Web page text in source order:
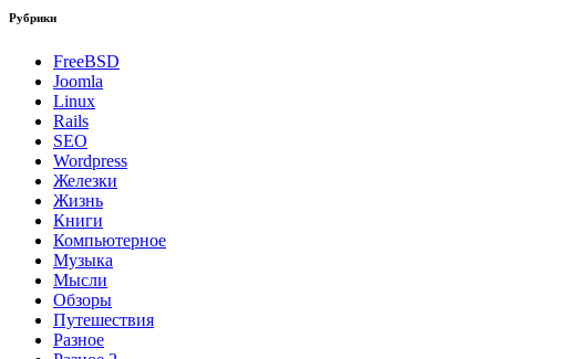
Рубрики
FreeBSD
Joomla
Linux
Rails
SEO
Wordpress
Железки
Жизнь
Книги
Компьютерное
Музыка
Мысли
Обзоры
Путешествия
Разное